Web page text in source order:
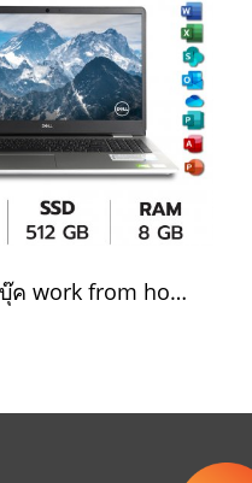
เช่าโน๊ตบุ๊ค work from home